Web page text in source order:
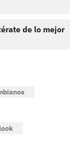
de lo mejor